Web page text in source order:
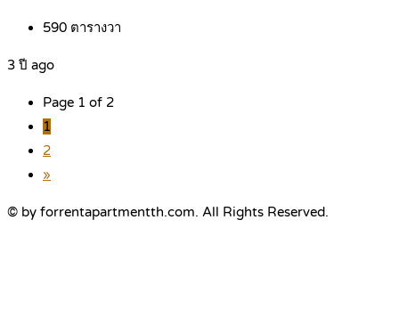
590 ตารางวา
3 ปี ago
Page 1 of 2
1
2
»
© by forrentapartmentth.com. All Rights Reserved.